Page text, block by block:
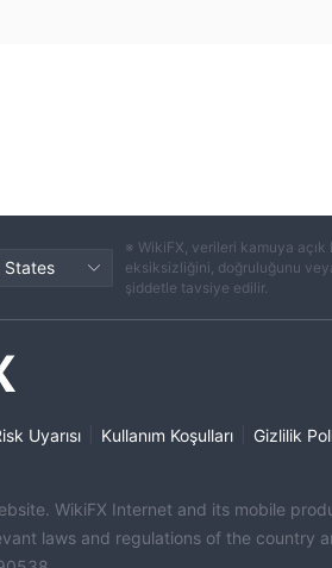
States
※ WikiFX, verileri kamuya
eksiksizliğini, doğruluğunu
şiddetle tavsiye edilir.
Uyarısı Kullanım Koşulları Gizlilik
WikiFX Internet and its mobile
laws and regulations of the country